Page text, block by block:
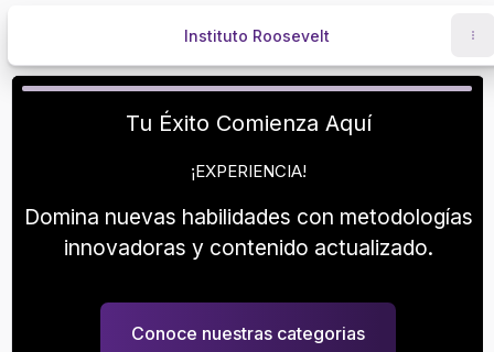
Instituto Roosevelt
!Aprendamos¡
¡INSPÍRATE Y CRECE!
tu potencial con nuestros
especializados y únete a nuestra
Tu Éxito Comienza Aquí
¡EXPERIENCIA!
Domina nuevas habilidades con metodologías
innovadoras y contenido actualizado.
Conoce nuestras categorias